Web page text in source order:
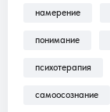
намерение
понимание
психотерапия
самоосознание